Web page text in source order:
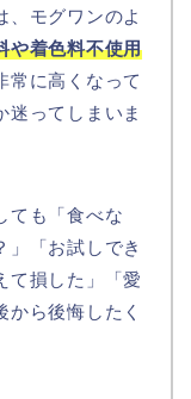
、モグワンのよ
や着色料不使用
常に高くなって
迷ってしまいま
ても「食べな
」「お試しでき
て損した」「愛
ら後悔したく